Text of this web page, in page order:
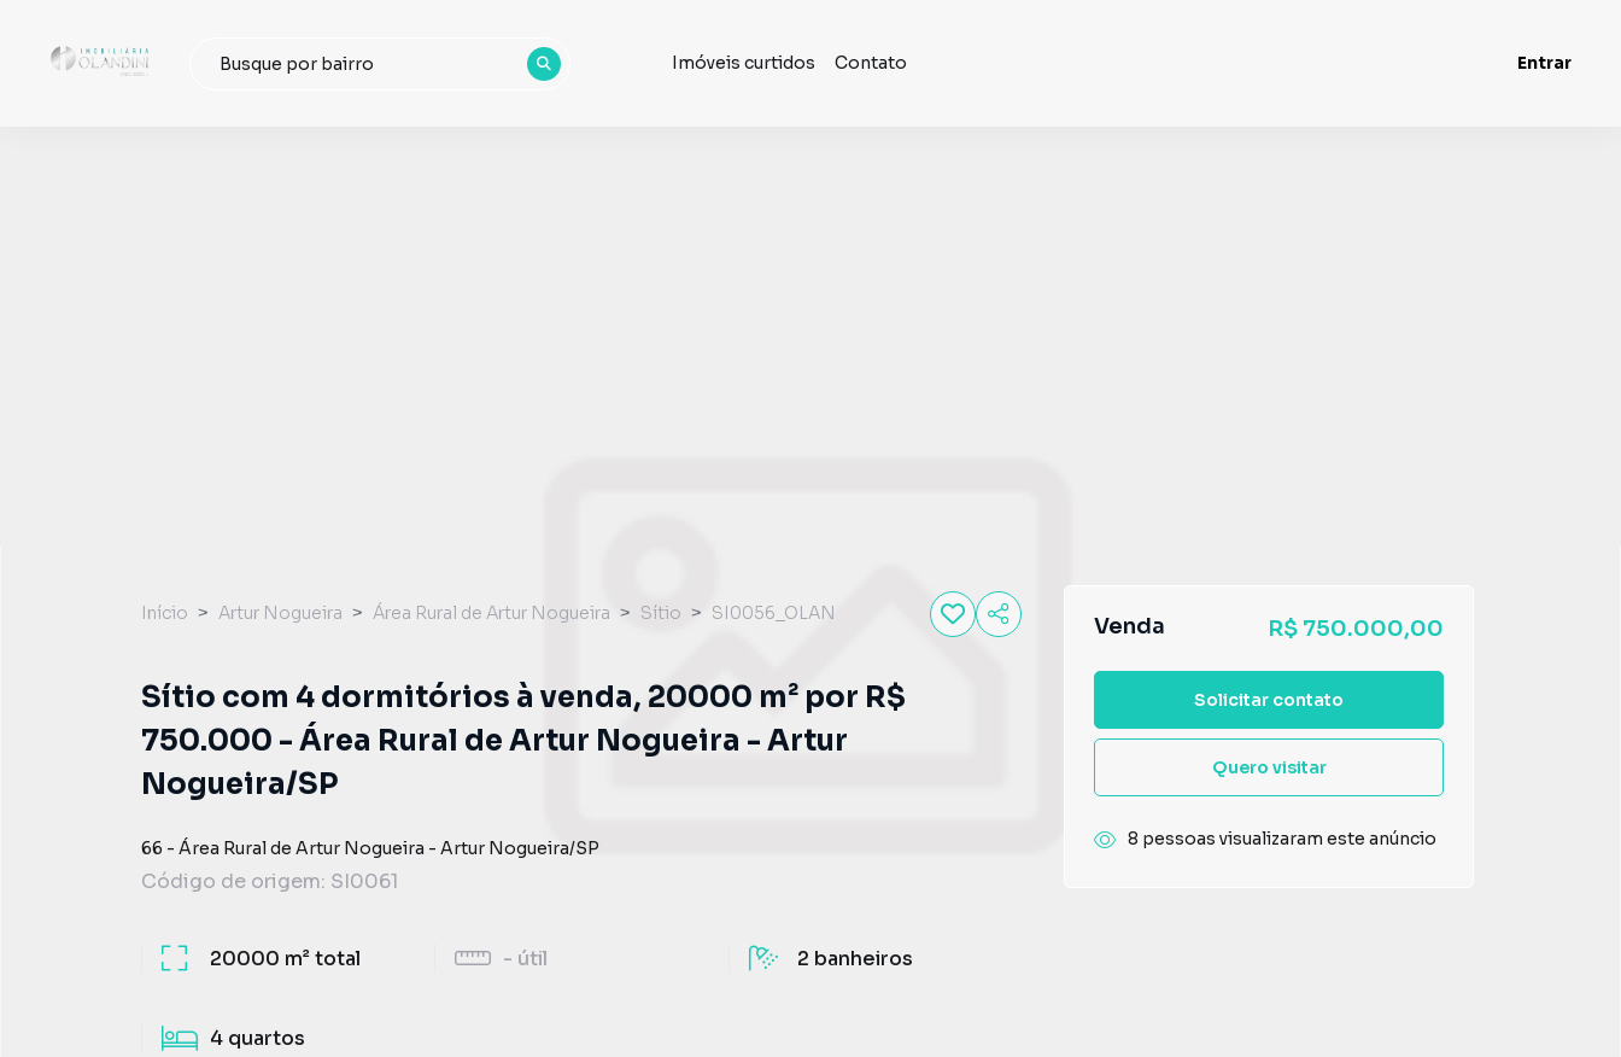
Imóveis curtidos Contato Entrar
Início Artur Nogueira Área Rural de Artur Nogueira Sítio SI0056_OLAN
Sítio com 4 dormitórios à venda, 20000 m² por R$
750.000 - Área Rural de Artur Nogueira - Artur
Nogueira/SP
66 - Área Rural de Artur Nogueira - Artur Nogueira/SP
Código de origem: SI0061
20000 m²total - útil 2 banheiros
4 quartos
Venda R$ 750.000,00
Solicitar contato
Quero visitar
8 pessoas visualizaram este anúncio